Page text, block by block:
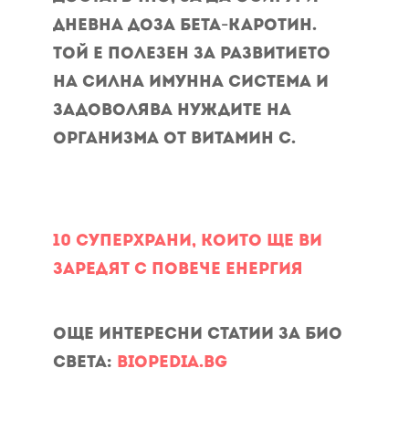
дневна доза бета-каротин.
Той е полезен за развитието
на силна имунна система и
задоволява нуждите на
организма от витамин С.
10 суперхрани, които ще ви
заредят с повече енергия
Още интересни статии за Био
Света: biopedia.bg